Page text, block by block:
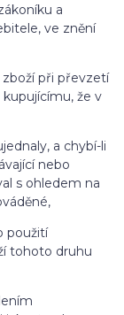
a
ve znění
při převzetí
že v
a chybí-li
nebo
s ohledem na
použití
tohoto druhu